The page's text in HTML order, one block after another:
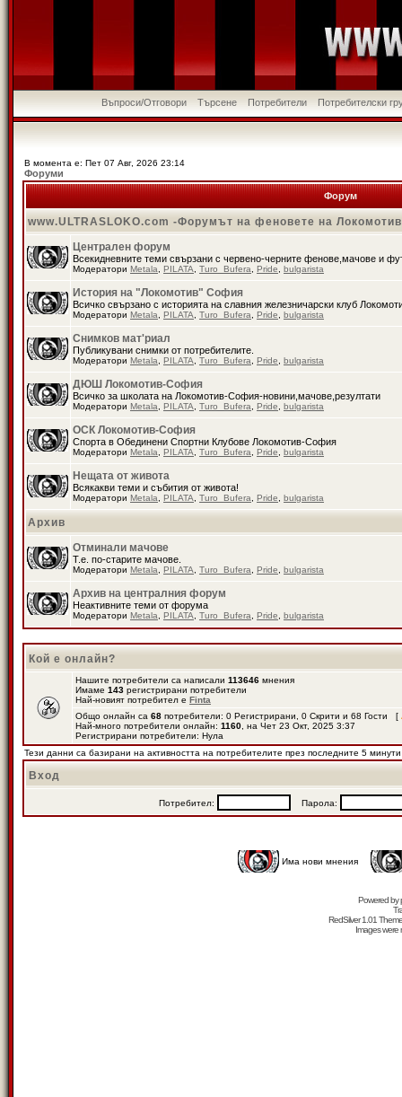
Въпроси/Отговори Търсене Потребители Потребителски
В момента е: Пет 07 Авг, 2026 23:14
Форуми
Форум
www.ULTRASLOKO.com -Форумът на феновете на
Централен форум
Всекидневните теми свързани с червено-черните фенове,мачове и
Модератори Metala PILATA Turo_Bufera Pride bulgarista
История на "Локомотив" София
Всичко свързано с историята на славния железничарски клуб
Модератори Metala PILATA Turo_Bufera Pride bulgarista
Снимков мат'риал
Публикувани снимки от потребителите.
Модератори Metala PILATA Turo_Bufera Pride bulgarista
ДЮШ Локомотив-София
Всичко за школата на Локомотив-София-новини,мачове,резултати
Модератори Metala PILATA Turo_Bufera Pride bulgarista
ОСК Локомотив-София
Спорта в Обединени Спортни Клубове Локомотив-София
Модератори Metala PILATA Turo_Bufera Pride bulgarista
Нещата от живота
Всякакви теми и събития от живота!
Модератори Metala PILATA Turo_Bufera Pride bulgarista
Архив
Отминали мачове
Т.е. по-старите мачове.
Модератори Metala PILATA Turo_Bufera Pride bulgarista
Архив на централния форум
Неактивните теми от форума
Модератори Metala PILATA Turo_Bufera Pride bulgarista
Кой е онлайн?
Нашите потребители са написали 113646 мнения
Имаме 143 регистрирани потребители
Най-новият потребител е Finta
Общо онлайн са 68 потребители: 0 Регистрирани, 0 Скрити и 68 Гости [
Най-много потребители онлайн: 1160 , на Чет 23 Окт, 2025 3:37
Регистрирани потребители: Нула
Тези данни са базирани на активността на потребителите през последните 5 минути
Вход
Потребител: Парола:
Има нови мнения
Powered by
RedSilver 1.01
Images were